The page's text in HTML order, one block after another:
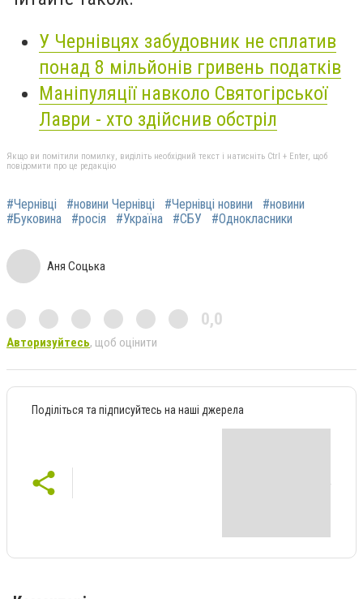
У Чернівцях забудовник не сплатив
понад 8 мільйонів гривень податків
Маніпуляції навколо Святогірської
Лаври - хто здійснив обстріл
Якщо ви помітили помилку, виділіть необхідний текст і натисніть Ctrl + Enter, щоб
повідомити про це редакцію
#Чернівці #новини Чернівці #Чернівці новини
#новини
#Буковина
#росія #Україна #СБУ #Однокласники
Аня Соцька
0,0
Авторизуйтесь, щоб оцінити
Поділіться та підписуйтесь на наші джерела